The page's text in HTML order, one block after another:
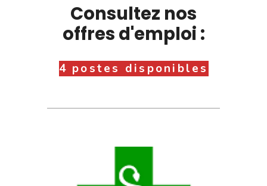
Consultez nos
offres d'emploi :
4 postes disponibles